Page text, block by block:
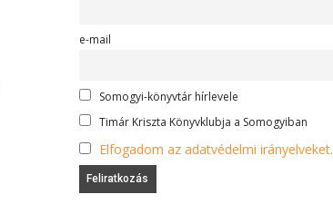
e-mail
Somogyi-könyvtár hírlevele
Timár Kriszta Könyvklubja a Somogyiban
Elfogadom az adatvédelmi irányelveket.